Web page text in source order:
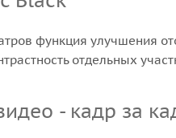
функция улучшения
отдельных
- кадр за